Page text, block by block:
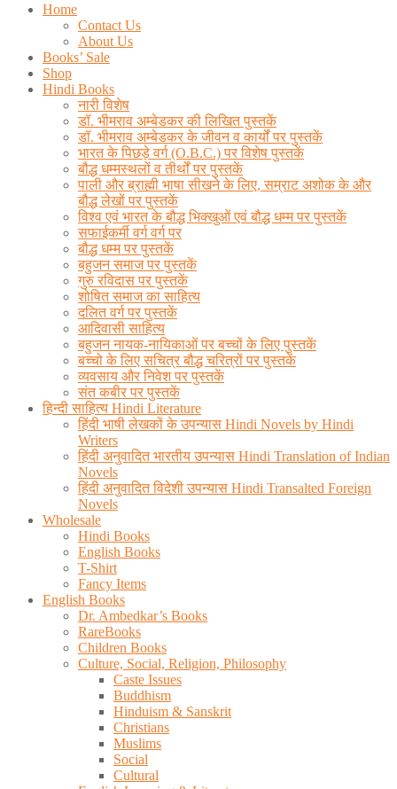
Home
Contact Us
About Us
Books’ Sale
Shop
Hindi Books
नारी विशेष
डॉ. भीमराव अम्बेडकर की लिखित पुस्तकें
डॉ. भीमराव अम्बेडकर के जीवन व कार्यों पर पुस्तकें
भारत के पिछड़े वर्ग (O.B.C.) पर विशेष पुस्तकें
बौद्ध धम्मस्थलों व तीर्थों पर पुस्तकें
पाली और ब्राह्मी भाषा सीखने के लिए, सम्राट अशोक के और
बौद्ध लेखों पर पुस्तकें
विश्व एवं भारत के बौद्ध भिक्खुओं एवं बौद्ध धम्म पर पुस्तकें
सफाईकर्मी वर्ग वर्ग पर
बौद्ध धम्म पर पुस्तकें
बहुजन समाज पर पुस्तकें
गुरु रविदास पर पुस्तकें
शोषित समाज का साहित्य
दलित वर्ग पर पुस्तकें
आदिवासी साहित्य
बहुजन नायक-नायिकाओं पर बच्चों के लिए पुस्तकें
बच्चो के लिए सचित्र बौद्ध चरित्रों पर पुस्तकें
व्यवसाय और निवेश पर पुस्तकें
संत कबीर पर पुस्तकें
हिन्दी साहित्य Hindi Literature
हिंदी भाषी लेखकों के उपन्यास Hindi Novels by Hindi
Writers
हिंदी अनुवादित भारतीय उपन्यास Hindi Translation of Indian
Novels
हिंदी अनुवादित विदेशी उपन्यास Hindi Transalted Foreign
Novels
Wholesale
Hindi Books
English Books
T-Shirt
Fancy Items
English Books
Dr. Ambedkar’s Books
RareBooks
Children Books
Culture, Social, Religion, Philosophy
Caste Issues
Buddhism
Hinduism & Sanskrit
Christians
Muslims
Social
Cultural